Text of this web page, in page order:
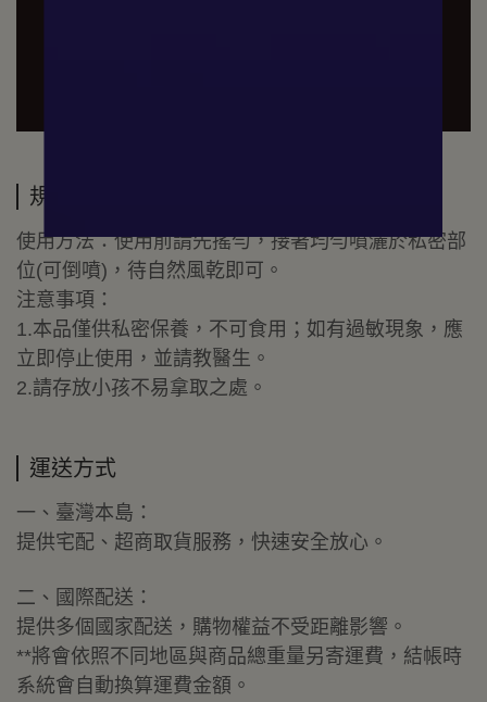
規格說明
使用方法：使用前請先搖勻，接著均勻噴灑於私密部
位(可倒噴)，待自然風乾即可。
注意事項：
1.本品僅供私密保養，不可食用；如有過敏現象，應
立即停止使用，並請教醫生。
2.請存放小孩不易拿取之處。
運送方式
一、臺灣本島：
提供宅配、超商取貨服務，快速安全放心。
二、國際配送：
提供多個國家配送，購物權益不受距離影響。
**將會依照不同地區與商品總重量另寄運費，結帳時
系統會自動換算運費金額。